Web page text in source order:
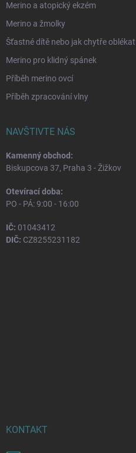
Merino a atopický ekzém
Merino a žmolky
Šťastné dítě nebo jak chytře
Merino pro klidný spánek
Příběh merino ovcí
Příběh zpracování vlny
NAVŠTIVTE NÁS
Kamenný obchod:
Biskupcova 37, Praha 3 - Žižkov
Otevírací doba:
PO - PÁ: 9:00 - 16:00
IČ: 01043412
DIČ: CZ8255231182
KONTAKT